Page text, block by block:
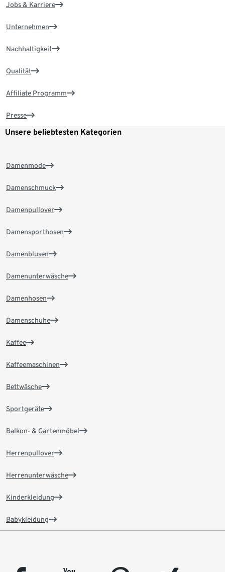
Jobs & Karriere
Unternehmen
Nachhaltigkeit
Qualität
Affiliate Programm
Presse
Unsere beliebtesten Kategorien
Damenmode
Damenschmuck
Damenpullover
Damensporthosen
Damenblusen
Damenunterwäsche
Damenhosen
Damenschuhe
Kaffee
Kaffeemaschinen
Bettwäsche
Sportgeräte
Balkon- & Gartenmöbel
Herrenpullover
Herrenunterwäsche
Kinderkleidung
Babykleidung